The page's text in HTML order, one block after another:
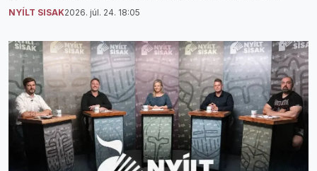
NYÍLT SISAK2026. júl. 24. 18:05